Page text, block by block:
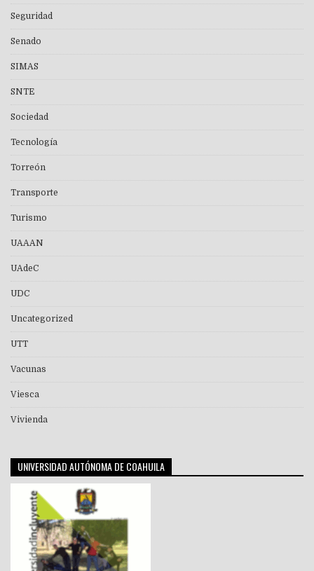
Seguridad
Senado
SIMAS
SNTE
Sociedad
Tecnología
Torreón
Transporte
Turismo
UAAAN
UAdeC
UDC
Uncategorized
UTT
Vacunas
Viesca
Vivienda
UNIVERSIDAD AUTÓNOMA DE COAHUILA